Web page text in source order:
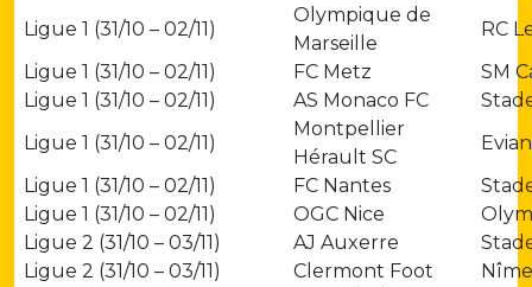
Ligue 1 (31/10 – 02/11)
Olympique de
Marseille
RC
Ligue 1 (31/10 – 02/11)
FC Metz
SM
Ligue 1 (31/10 – 02/11)
AS Monaco FC
Ligue 1 (31/10 – 02/11)
Montpellier
Hérault SC
Ligue 1 (31/10 – 02/11)
FC Nantes
Ligue 1 (31/10 – 02/11)
OGC Nice
Ligue 2 (31/10 – 03/11)
AJ Auxerre
Ligue 2 (31/10 – 03/11)
Clermont Foot